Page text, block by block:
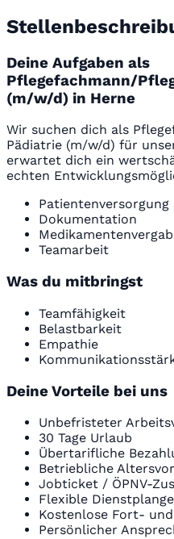
Deine Aufgaben als
Pflegefachmann/
(m/w/d) in Herne
Wir suchen dich als
Pädiatrie (m/w/d) für
erwartet dich ein
echten
Patientenversorgung
Dokumentation
Teamarbeit
Was du mitbringst
Teamfähigkeit
Belastbarkeit
Empathie
Deine Vorteile bei uns
Unbefristeter
30 Tage Urlaub
Übertarifliche
Betriebliche
Jobticket / ÖPNV-
Flexible
Kostenlose Fort-
Persönlicher